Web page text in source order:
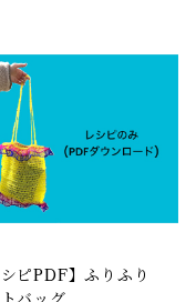
シピPDF】ふりふり